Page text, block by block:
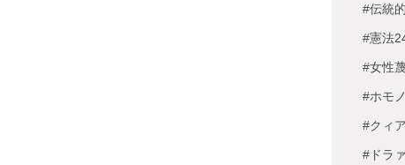
#伝統
#憲法
#女性
#ホモ
#クィ
#ドラ